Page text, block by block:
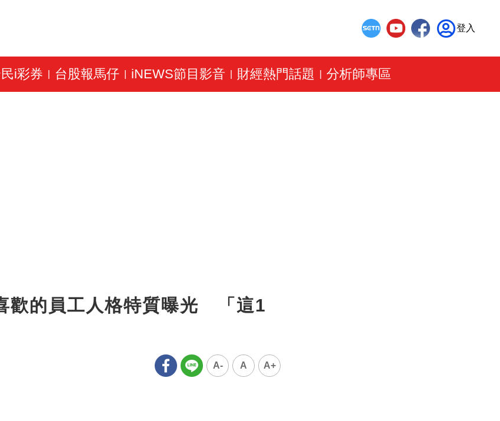
登入
i彩券 台股報馬仔| iNEWS節目影音 財經熱門話題 分析師專區
歡的員工人格特質曝光 「這1
A- A A+